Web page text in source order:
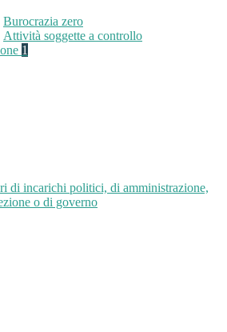
Burocrazia zero
Attività soggette a controllo
1
di incarichi politici, di amministrazione,
o di governo